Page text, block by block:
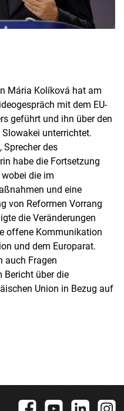
Mária Kolíková hat am
mit dem EU-
geführt und ihn über den
unterrichtet.
Sprecher des
habe die Fortsetzung
die im
und eine
von Reformen Vorrang
die Veränderungen
offene Kommunikation
und dem Europarat.
auch Fragen
Bericht über die
Union in Bezug auf